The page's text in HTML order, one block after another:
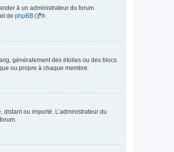
à un administrateur du forum
de phpBB ®.
généralement des étoiles ou des blocs
ou propre à chaque membre.
ou importé. L’administrateur du